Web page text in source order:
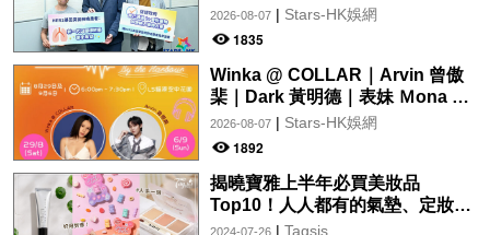
府加快納入藥物名冊，助患者及早
受惠
2026-08-07| Stars-HK娛網
1835
Winka @ COLLAR｜Arvin 曾傲
棐｜Dark 黃明德｜表妹 Ｍona 8
月29日起登陸L5維港空中花園 |
wwwtc mall 首度呈獻「Music
2026-08-07| Stars-HK娛網
1892
揭曉寶雅上半年必買美妝品
Top10！人人都有的氣墊、定妝噴
霧、保養品～幫你找到最值得入手
2024-07-26| Tagsis